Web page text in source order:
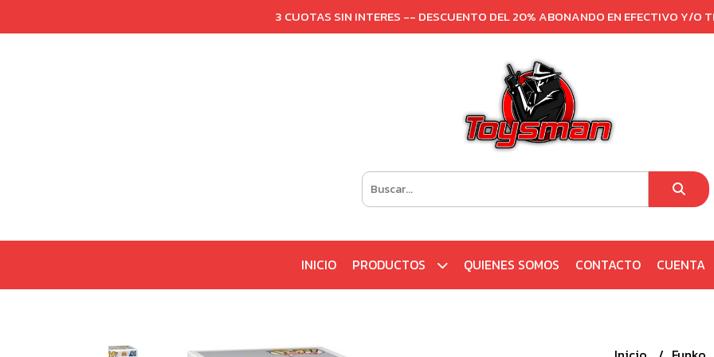
3 CUOTAS SIN INTERES -- DESCUENTO DEL 20% ABONANDO EN EFECTIVO Y/O
INICIO PRODUCTOS QUIENES SOMOS CONTACTO CUENTA